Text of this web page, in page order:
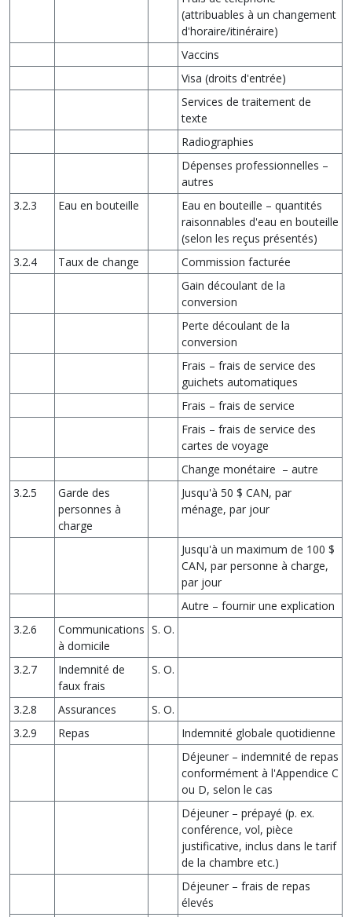
(attribuables à un changement
d'horaire/itinéraire)
Vaccins
Visa (droits d'entrée)
Services de traitement de
texte
Radiographies
Dépenses professionnelles –
autres
3.2.3
Eau en bouteille
Eau en bouteille – quantités
raisonnables d'eau en bouteille
(selon les reçus présentés)
3.2.4
Taux de change
Commission facturée
Gain découlant de la
conversion
Perte découlant de la
conversion
Frais – frais de service des
guichets automatiques
Frais – frais de service
Frais – frais de service des
cartes de voyage
Change monétaire – autre
3.2.5
Garde des
personnes à
charge
Jusqu'à 50 $ CAN, par
ménage, par jour
Jusqu'à un maximum de 100 $
CAN, par personne à charge,
par jour
Autre – fournir une explication
3.2.6
Communications
à domicile
S. O.
3.2.7
Indemnité de
faux frais
S. O.
3.2.8 Assurances
S. O.
3.2.9
Repas
Indemnité globale quotidienne
Déjeuner – indemnité de repas
conformément à l'Appendice C
ou D, selon le cas
Déjeuner – prépayé (p. ex.
conférence, vol, pièce
justificative, inclus dans le tarif
de la chambre etc.)
Déjeuner – frais de repas
élevés